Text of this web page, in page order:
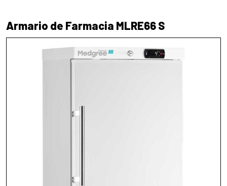
Armario de Farmacia MLRE66 S